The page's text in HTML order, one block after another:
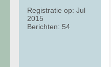
Registratie op: Jul
2015
Berichten: 54